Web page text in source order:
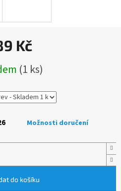
Kč
cena:(1 ks)
Možnosti doručení
do košíku